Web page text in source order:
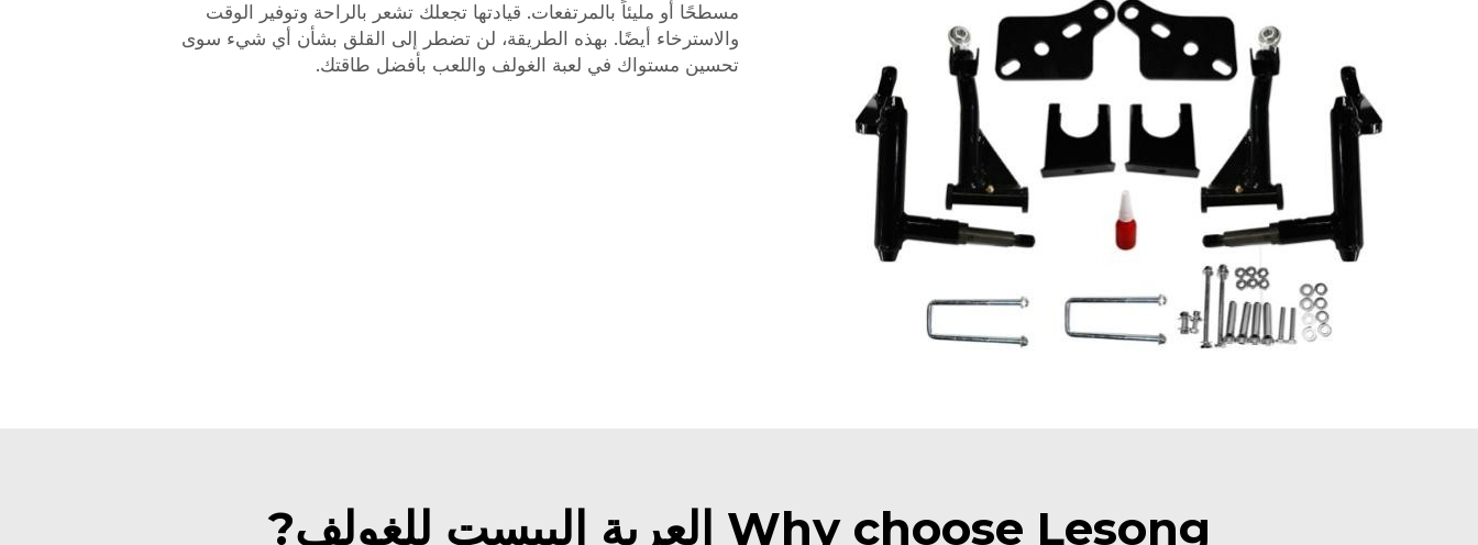
مسطحًا أو مليئاً بالمرتفعات. قيادتها تجعلك تشعر بالراحة وتوفير الوقت
والاسترخاء أيضًا. بهذه الطريقة، لن تضطر إلى القلق بشأن أي شيء سوى
تحسين مستواك في لعبة الغولف واللعب بأفضل طاقتك.
Why choose Lesong العربة البيست للغولف?